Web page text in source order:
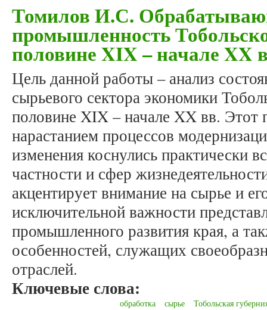
Томилов И.С.
промышленность
половине XIX – начале XX
Цель данной работы – анализ
сырьевого сектора экономики
половине XIX – начале XX вв. Этот
нарастанием процессов
изменения коснулись практически
частности и сфер
акцентирует внимание на сырье и
исключительной важности
промышленного развития края, а
особенностей, служащих
отраслей.
Ключевые слова:
обработка сырье Тобольская